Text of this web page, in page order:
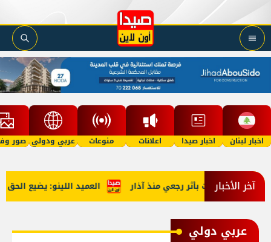
اخبار لبنان اخبار صيدا اعلانات منوعات عربي ودولي صور
آخر الأخبار العميد اللينو: يضيع الحق
عربي دولي